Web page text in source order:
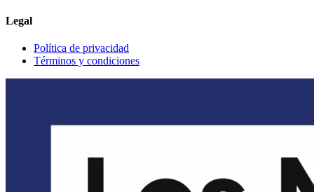
Legal
Política de privacidad
Términos y condiciones